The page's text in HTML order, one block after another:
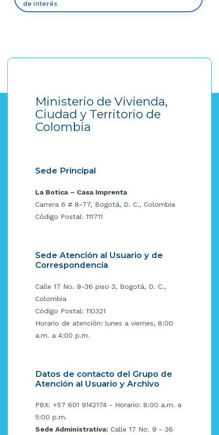
de interés
Ministerio de Vivienda,
Ciudad y Territorio de
Colombia
Sede Principal
La Botica – Casa Imprenta
Carrera 6 # 8-77, Bogotá, D. C., Colombia
Código Postal: 111711
Sede Atención al Usuario y de
Correspondencia
Calle 17 No. 9-36 piso 3, Bogotá, D. C.,
Colombia
Código Postal: 110321
Horario de atención: lunes a viernes, 8:00
a.m. a 4:00 p.m.
Datos de contacto del Grupo de
Atención al Usuario y Archivo
PBX: +57 601 9142174 - Horario: 8:00 a.m. a
5:00 p.m.
Sede Administrativa: Calle 17 No. 9 - 36